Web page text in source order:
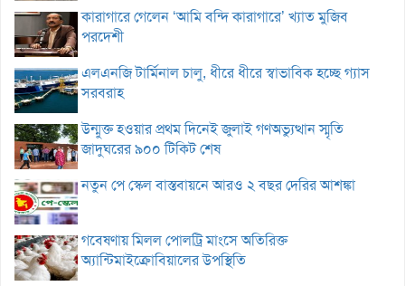
কারাগারে গেলেন ‘আমি বন্দি কারাগারে’ খ্যাত মুজিব
পরদেশী
এলএনজি টার্মিনাল চালু, ধীরে ধীরে স্বাভাবিক হচ্ছে গ্যাস
সরবরাহ
উন্মুক্ত হওয়ার প্রথম দিনেই জুলাই গণঅভ্যুত্থান স্মৃতি
জাদুঘরের ৯০০ টিকিট শেষ
নতুন পে স্কেল বাস্তবায়নে আরও ২ বছর দেরির আশঙ্কা
গবেষণায় মিলল পোলট্রি মাংসে অতিরিক্ত
অ্যান্টিমাইক্রোবিয়ালের উপস্থিতি